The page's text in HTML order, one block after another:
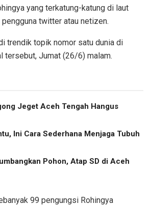
yang terkatung-katung di laut
twitter atau netizen.
trendik topik nomor satu dunia di
tersebut, Jumat (26/6) malam.
Jeget Aceh Tengah Hangus
Ini Cara Sederhana Menjaga Tubuh
Pohon, Atap SD di Aceh
99 pengungsi Rohingya